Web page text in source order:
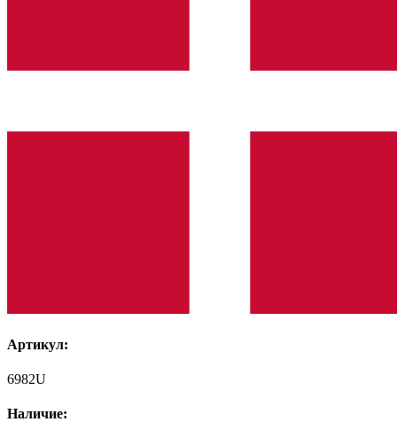
Артикул:
6982U
Наличие: